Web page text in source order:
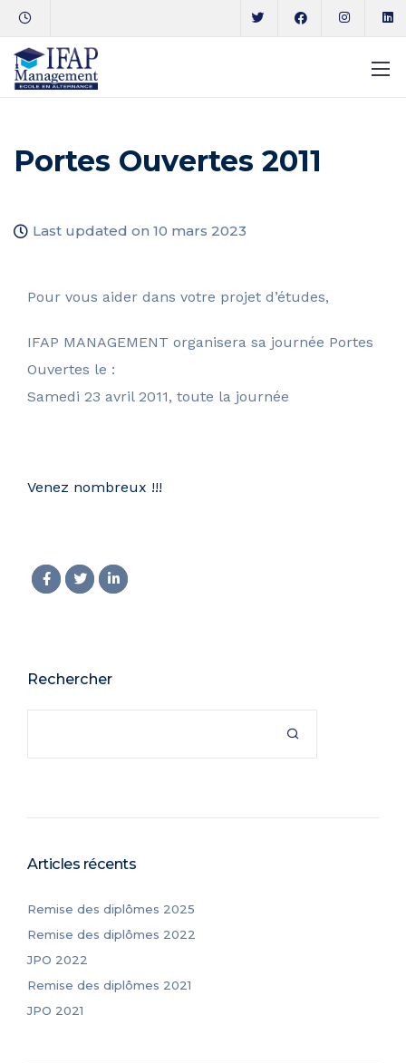
Portes Ouvertes 2011
Last updated on 10 mars 2023
Pour vous aider dans votre projet d’études,
IFAP MANAGEMENT organisera sa journée Portes
Ouvertes le :
Samedi 23 avril 2011, toute la journée
Venez nombreux !!!
Rechercher

Articles récents
Remise des diplômes 2025
Remise des diplômes 2022
JPO 2022
Remise des diplômes 2021
JPO 2021